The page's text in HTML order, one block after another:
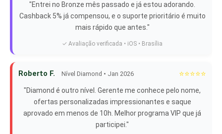
"Entrei no Bronze mês passado e já estou adorando.
Cashback 5% já compensou, e o suporte prioritário é muito
mais rápido que antes."
✓ Avaliação verificada • iOS • Brasília
Roberto F. Nível Diamond • Jan 2026 ⭐⭐⭐⭐⭐
"Diamond é outro nível. Gerente me conhece pelo nome,
ofertas personalizadas impressionantes e saque
aprovado em menos de 10h. Melhor programa VIP que já
participei."